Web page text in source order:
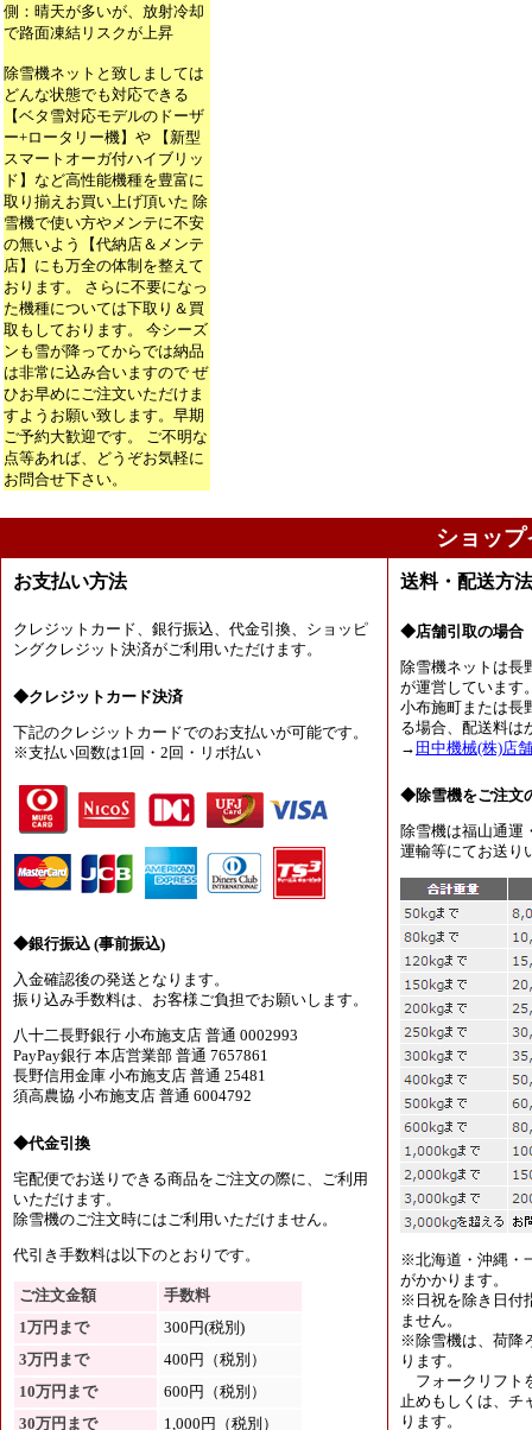
側：晴天が多いが、放射冷却
で路面凍結リスクが上昇
除雪機ネットと致しましては
どんな状態でも対応できる
【ベタ雪対応モデルのドーザ
ー+ロータリー機】や 【新型
スマートオーガ付ハイブリッ
ド】など高性能機種を豊富に
取り揃えお買い上げ頂いた 除
雪機で使い方やメンテに不安
の無いよう【代納店＆メンテ
店】にも万全の体制を整えて
おります。 さらに不要になっ
た機種については下取り＆買
取もしております。 今シーズ
ンも雪が降ってからでは納品
は非常に込み合いますので ぜ
ひお早めにご注文いただけま
すようお願い致します。早期
ご予約大歓迎です。 ご不明な
点等あれば、どうぞお気軽に
お問合せ下さい。
ショッ
お支払い方法
クレジットカード、銀行振込、代金引換、ショッピ
ングクレジット決済がご利用いただけます。
◆クレジットカード決済
下記のクレジットカードでのお支払いが可能です。
※支払い回数は1回・2回・リボ払い
◆銀行振込 (事前振込)
入金確認後の発送となります。
振り込み手数料は、お客様ご負担でお願いします。
八十二長野銀行 小布施支店 普通 0002993
PayPay銀行 本店営業部 普通 7657861
長野信用金庫 小布施支店 普通 25481
須高農協 小布施支店 普通 6004792
◆代金引換
宅配便でお送りできる商品をご注文の際に、ご利用
いただけます。
除雪機のご注文時にはご利用いただけません。
代引き手数料は以下のとおりです。
ご注文金額
手数料
1万円まで
300円(税別)
3万円まで
400円（税別）
10万円まで
600円（税別）
30万円まで
1,000円（税別）
送料・配送方
◆店舗引取の場合
除雪機ネットは長
が運営しています
小布施町または長
る場合、配送料は
→ 田中機械(株)店
◆除雪機をご注文
除雪機は福山通運
運輸等にてお送り
※北海道・沖縄・
がかかります。
※日祝を除き日付
ません。
※除雪機は、荷降
ります。
フォークリフト
止めもしくは、チ
ります。